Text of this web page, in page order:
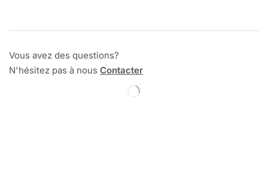
Vous avez des questions?
N'hésitez pas à nous Contacter